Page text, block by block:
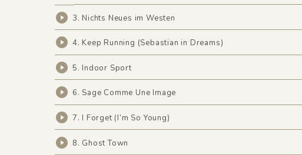
3. Nichts Neues im Westen
4. Keep Running (Sebastian in Dreams)
5. Indoor Sport
6. Sage Comme Une Image
7. I Forget (I’m So Young)
8. Ghost Town